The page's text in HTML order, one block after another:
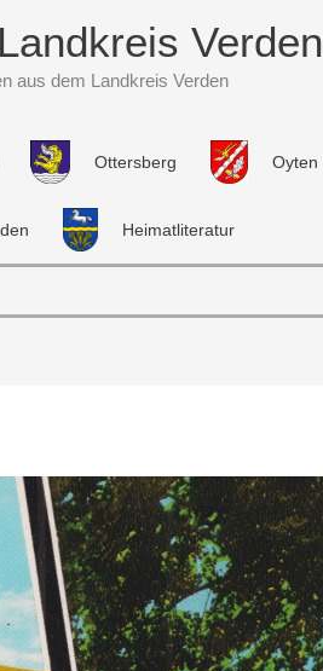
Verden
aus dem Landkreis Verden
Ottersberg Oyten
Heimatliteratur